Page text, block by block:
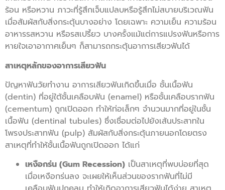
ร้อน หรือหวาน ภาวะที่รู้สึกเจ็บแปลบหรือรู้สึกไม่สบายบริเวณฟัน
เมื่อสัมผัสกับสิ่งกระตุ้นบางอย่าง โดยเฉพาะ ความเย็น ความร้อน
อาหารรสหวาน หรือรสเปรี้ยว บางครั้งแม้แต่การแปรงฟันหรือการ
หายใจเอาอากาศเย็นๆ ก็สามารถกระตุ้นอาการเสียวฟันได้
สาเหตุหลักของอาการเสียวฟัน
ปัญหาฟันวัยทำงาน อาการเสียวฟันเกิดขึ้นเมื่อ ชั้นเนื้อฟัน
(dentin) ที่อยู่ใต้ชั้นเคลือบฟัน (enamel) หรือชั้นเคลือบรากฟัน
(cementum) ถูกเปิดออก ทำให้ท่อเล็กๆ จำนวนมากที่อยู่ในชั้น
เนื้อฟัน (dentinal tubules) ซึ่งเชื่อมต่อไปยังเส้นประสาทใน
โพรงประสาทฟัน (pulp) สัมผัสกับสิ่งกระตุ้นภายนอกโดยตรง
สาเหตุที่ทำให้ชั้นเนื้อฟันถูกเปิดออก ได้แก่
เหงือกร่น (Gum Recession) เป็นสาเหตุที่พบบ่อยที่สุด
เมื่อเหงือกร่นลง จะเผยให้เห็นส่วนของรากฟันที่ไม่มี